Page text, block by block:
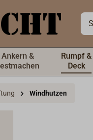
Ankern &
Rumpf &
Deck
Windhutzen